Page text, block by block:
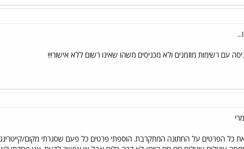
עם רשימות מוזמנים ולא מכניסים משהו שאינו רשום ללא אישור!!!
כל הפרטים על החתונה המתקרבת. הוספתי פרטים כל פעם שסגרתי מקום/